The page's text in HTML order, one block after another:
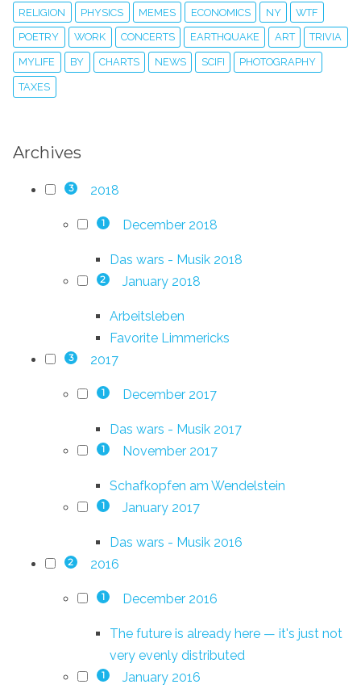
RELIGION PHYSICS MEMES ECONOMICS NY WTF
POETRY WORK CONCERTS EARTHQUAKE ART TRIVIA
MYLIFE BY CHARTS NEWS SCIFI PHOTOGRAPHY
TAXES
Archives
3 2018
1 December 2018
Das wars - Musik 2018
2 January 2018
Arbeitsleben
Favorite Limmericks
3 2017
1 December 2017
Das wars - Musik 2017
1 November 2017
Schafkopfen am Wendelstein
1 January 2017
Das wars - Musik 2016
2 2016
1 December 2016
The future is already here — it's just not
very evenly distributed
1 January 2016